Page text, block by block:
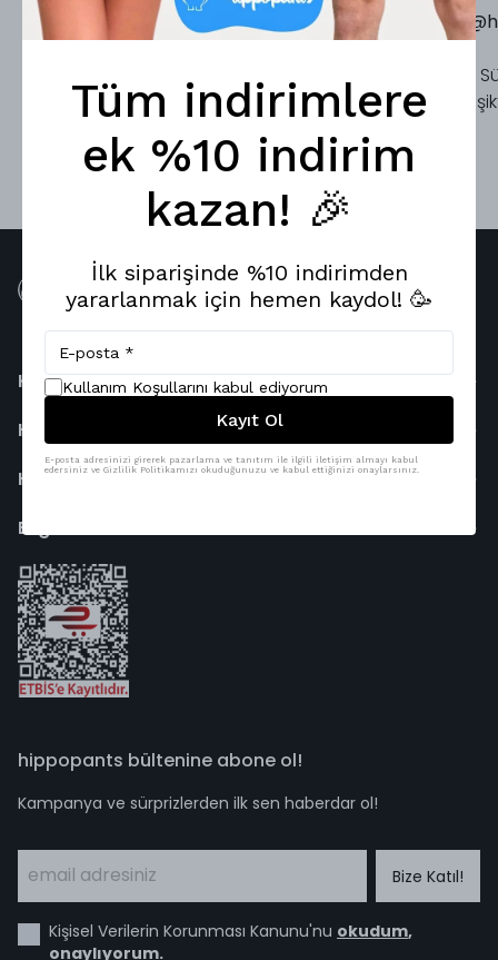
Sinanpaşa Mah.
Kategoriler
Hakkımızda
Hesabım
Bilgi
hippopants bültenine abone ol!
Kampanya ve sürprizlerden ilk sen haberdar ol!
Bize Katıl!
Kişisel Verilerin Korunması Kanunu'nu okudum,
onaylıyorum.
Tüm indirimlere
ek %10 indirim
kazan! 🎉
İlk siparişinde %10 indirimden
yararlanmak için hemen kaydol! 🥳
Kullanım Koşullarını kabul ediyorum
Kayıt Ol
E-posta adresinizi girerek pazarlama ve tanıtım ile ilgili iletişim almayı kabul
edersiniz ve Gizlilik Politikamızı okuduğunuzu ve kabul ettiğinizi onaylarsınız.